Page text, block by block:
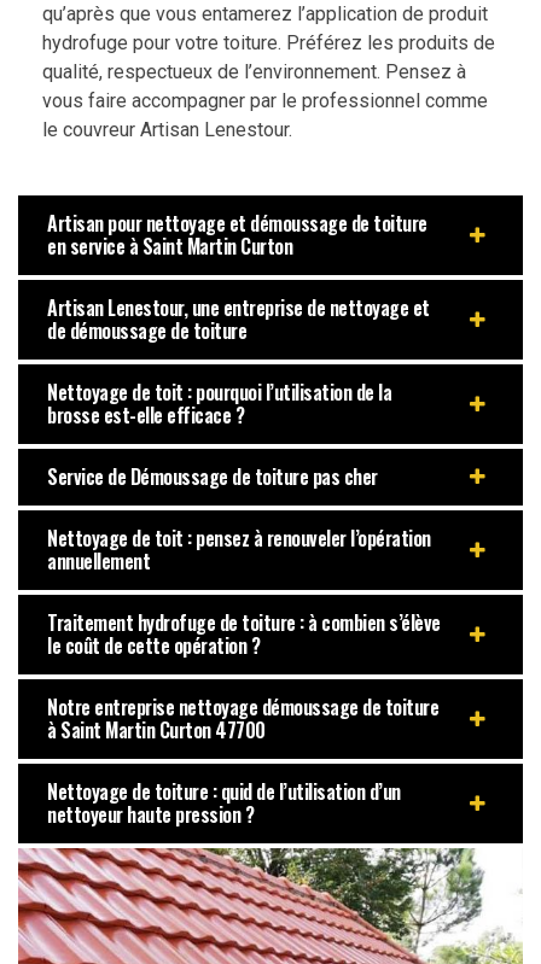
qu’après que vous entamerez l’application de produit
hydrofuge pour votre toiture. Préférez les produits de
qualité, respectueux de l’environnement. Pensez à
vous faire accompagner par le professionnel comme
le couvreur Artisan Lenestour.
Artisan pour nettoyage et démoussage de toiture
en service à Saint Martin Curton
Artisan Lenestour, une entreprise de nettoyage et
de démoussage de toiture
Nettoyage de toit : pourquoi l’utilisation de la
brosse est-elle efficace ?
Service de Démoussage de toiture pas cher
Nettoyage de toit : pensez à renouveler l’opération
annuellement
Traitement hydrofuge de toiture : à combien s’élève
le coût de cette opération ?
Notre entreprise nettoyage démoussage de toiture
à Saint Martin Curton 47700
Nettoyage de toiture : quid de l’utilisation d’un
nettoyeur haute pression ?